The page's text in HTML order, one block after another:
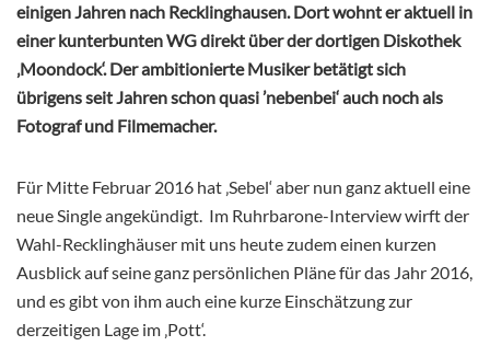
einigen Jahren nach Recklinghausen. Dort wohnt er aktuell in
einer kunterbunten WG direkt über der dortigen Diskothek
‚Moondock‘. Der ambitionierte Musiker betätigt sich
übrigens seit Jahren schon quasi ’nebenbei‘ auch noch als
Fotograf und Filmemacher.
Für Mitte Februar 2016 hat ‚Sebel‘ aber nun ganz aktuell eine
neue Single angekündigt. Im Ruhrbarone-Interview wirft der
Wahl-Recklinghäuser mit uns heute zudem einen kurzen
Ausblick auf seine ganz persönlichen Pläne für das Jahr 2016,
und es gibt von ihm auch eine kurze Einschätzung zur
derzeitigen Lage im ‚Pott‘.